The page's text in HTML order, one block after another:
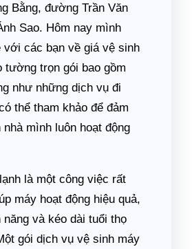
Bằng, đường Trần Văn
Sao. Hôm nay mình
với các bạn về giá vệ sinh
tường trọn gói bao gồm
như những dịch vụ đi
thể tham khảo để đảm
nhà mình luôn hoạt động
là một công việc rất
máy hoạt động hiệu quả,
và kéo dài tuổi thọ
gói dịch vụ vệ sinh máy